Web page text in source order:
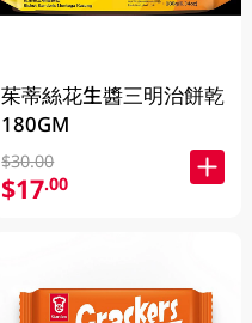
茱蒂絲花生醬三明治餅乾
180GM
$30.00
$17.00